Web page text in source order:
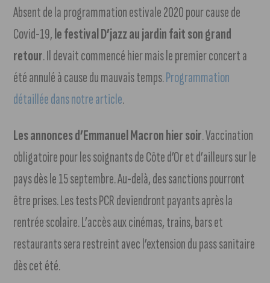
Absent de la programmation estivale 2020 pour cause de
Covid-19,le festival D’jazz au jardin fait son grand
retour. Il devait commencé hier mais le premier concert a
été annulé à cause du mauvais temps.Programmation
détaillée dans notre article.
Les annonces d’Emmanuel Macron hier soir. Vaccination
obligatoire pour les soignants de Côte d’Or et d’ailleurs sur le
pays dès le 15 septembre. Au-delà, des sanctions pourront
être prises. Les tests PCR deviendront payants après la
rentrée scolaire. L’accès aux cinémas, trains, bars et
restaurants sera restreint avec l’extension du pass sanitaire
dès cet été.